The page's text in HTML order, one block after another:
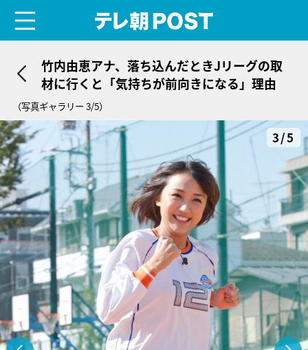
竹内由恵アナ、落ち込んだときJリーグの取
材に行くと「気持ちが前向きになる」理由
（写真ギャラリー 3/5）
3/5